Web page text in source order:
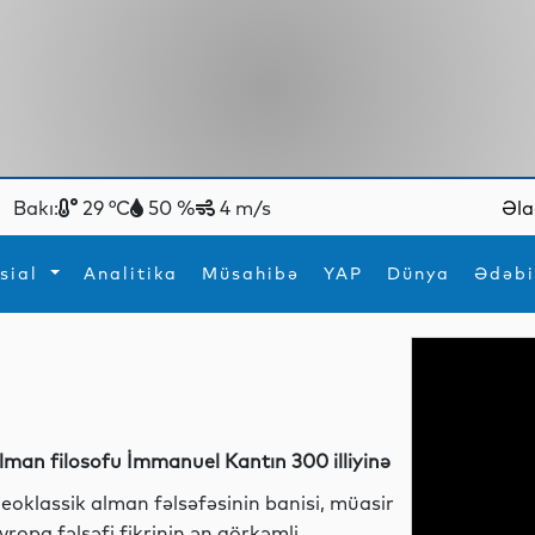
Bakı: 29 °C 50 % 4 m/s
Analitika Müsahibə YAP Dünya
filosofu İmmanuel Kantın 300 illiyinə
alman fəlsəfəsinin banisi, müasir